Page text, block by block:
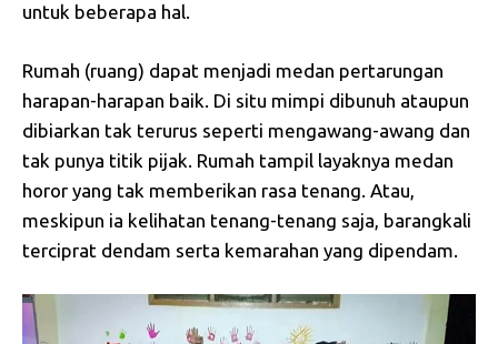
untuk beberapa hal.
Rumah (ruang) dapat menjadi medan pertarungan
harapan-harapan baik. Di situ mimpi dibunuh ataupun
dibiarkan tak terurus seperti mengawang-awang dan
tak punya titik pijak. Rumah tampil layaknya medan
horor yang tak memberikan rasa tenang. Atau,
meskipun ia kelihatan tenang-tenang saja, barangkali
terciprat dendam serta kemarahan yang dipendam.